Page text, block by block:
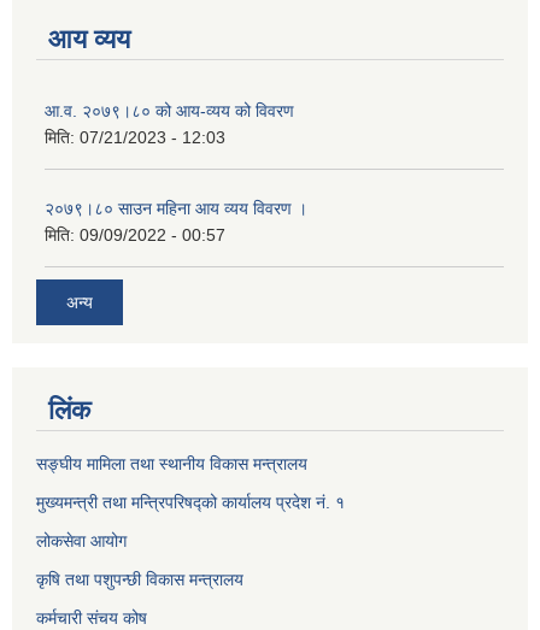
आय व्यय
आ.व. २०७९।८० को आय-व्यय को विवरण
मिति: 07/21/2023 - 12:03
२०७९।८० साउन महिना आय व्यय विवरण ।
मिति: 09/09/2022 - 00:57
अन्य
लिंक
सङ्घीय मामिला तथा स्थानीय विकास मन्त्रालय
मुख्यमन्त्री तथा मन्त्रिपरिषद्को कार्यालय प्रदेश नं. १
लोकसेवा आयोग ​​​​
कृषि तथा पशुपन्छी विकास मन्त्रालय
कर्मचारी संचय कोष